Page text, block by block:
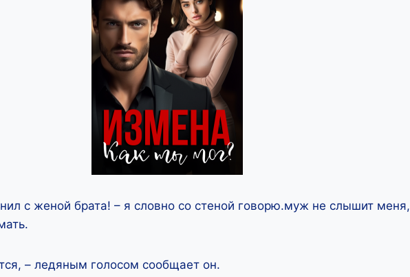
с женой брата! – я словно со стеной говорю.муж не слышит меня,
– ледяным голосом сообщает он.